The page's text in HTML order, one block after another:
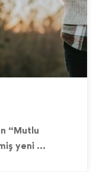
“Mutlu
yeni …